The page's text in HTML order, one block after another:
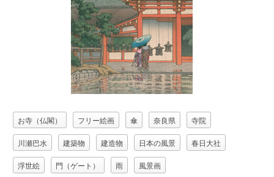
お寺（仏閣） フリー絵画 傘 奈良県 寺院
川瀬巴水 建築物 建造物 日本の風景 春日大社
浮世絵 門（ゲート） 雨 風景画